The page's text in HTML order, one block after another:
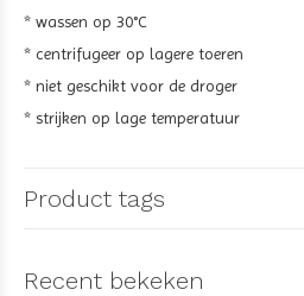
* wassen op 30°C
* centrifugeer op lagere toeren
* niet geschikt voor de droger
* strijken op lage temperatuur
Product tags
Recent bekeken